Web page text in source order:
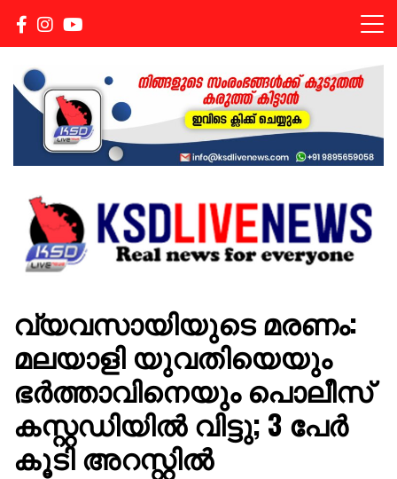
KSDLIVENEWS
വ്യവസായിയുടെ മരണം:
മലയാളി യുവതിയെയും
ഭർത്താവിനെയും പൊലീസ്
കസ്റ്റഡിയിൽ വിട്ടു; 3 പേർ
കൂടി അറസ്റ്റിൽ